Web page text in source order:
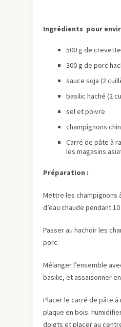
Ingrédients pour
500 g de
300 g de porc
sauce soja (2
basilic haché (2
sel et poivre
champignons
Carré de pâte à
les magasins
Préparation :
Mettre les champignons
d’eau chaude pendant
Passer au hachoir les
porc.
Mélanger l’ensemble
basilic, et assaisonner
Placer le carré de pâte à
plaque en bois.
doigts et placer au